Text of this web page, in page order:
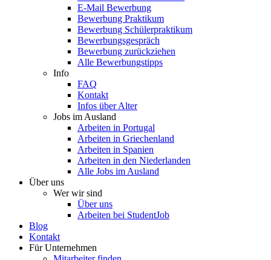
E-Mail Bewerbung
Bewerbung Praktikum
Bewerbung Schülerpraktikum
Bewerbungsgespräch
Bewerbung zurückziehen
Alle Bewerbungstipps
Info
FAQ
Kontakt
Infos über Alter
Jobs im Ausland
Arbeiten in Portugal
Arbeiten in Griechenland
Arbeiten in Spanien
Arbeiten in den Niederlanden
Alle Jobs im Ausland
Über uns
Wer wir sind
Über uns
Arbeiten bei StudentJob
Blog
Kontakt
Für Unternehmen